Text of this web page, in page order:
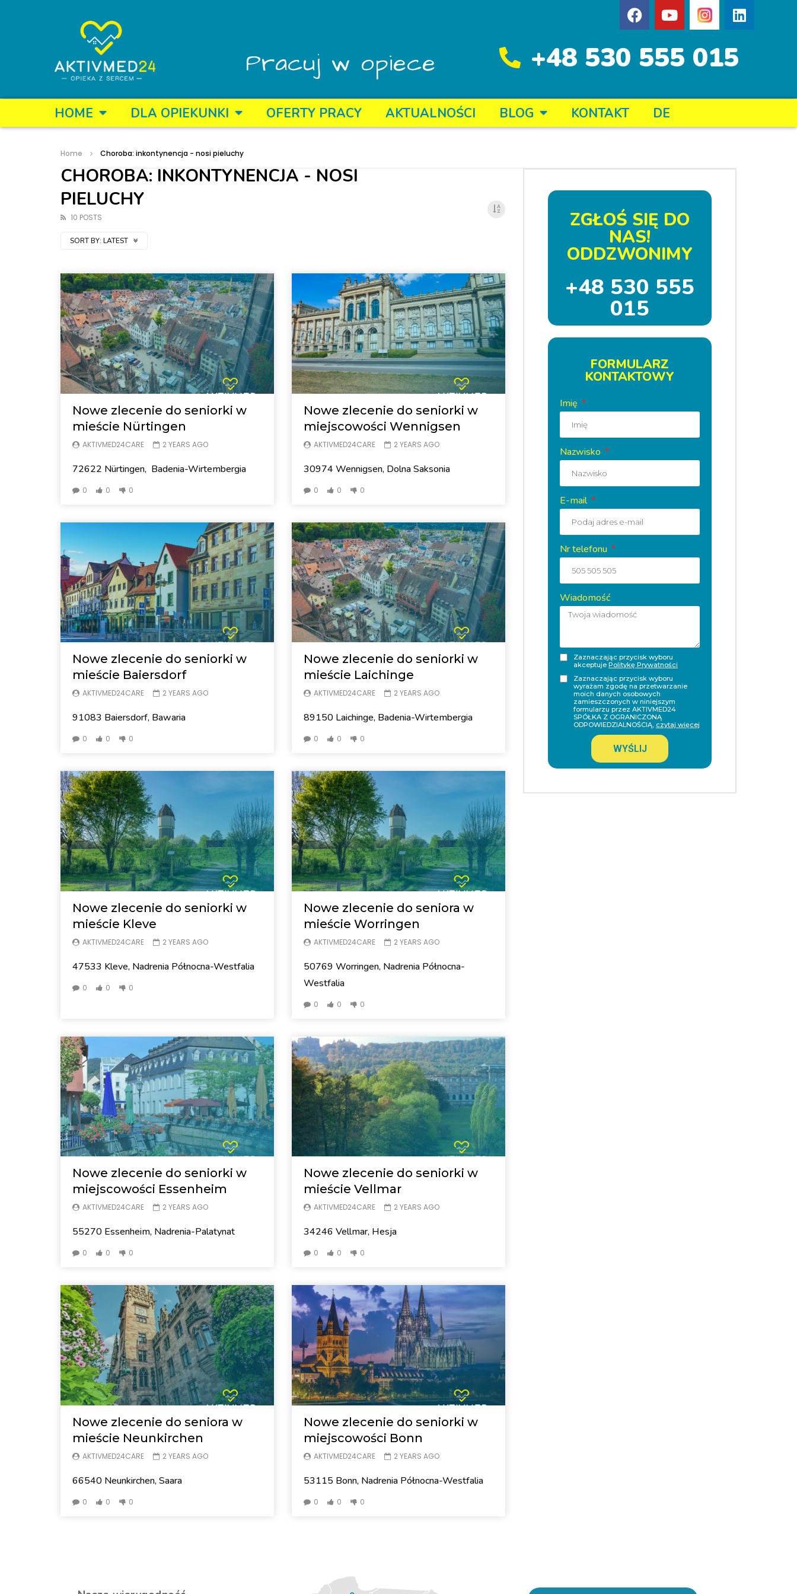
Pracuj w opiece +48 530 555 015
HOME DLA OPIEKUNKI OFERTY PRACY AKTUALNOŚCI BLOG KONTAKT DE
Home Choroba: inkontynencja - nosi pieluchy
CHOROBA: INKONTYNENCJA - NOSI
PIELUCHY
10 POSTS
SORT BY: LATEST
Nowe zlecenie do seniorki w
mieście Nürtingen
AKTIVMED24CARE 2 YEARS AGO
72622 Nürtingen, Badenia-Wirtembergia
0 0 0
Nowe zlecenie do seniorki w
miejscowości Wennigsen
AKTIVMED24CARE 2 YEARS AGO
30974 Wennigsen, Dolna Saksonia
0 0 0
Nowe zlecenie do seniorki w
mieście Baiersdorf
AKTIVMED24CARE 2 YEARS AGO
91083 Baiersdorf, Bawaria
0 0 0
Nowe zlecenie do seniorki w
mieście Laichinge
AKTIVMED24CARE 2 YEARS AGO
89150 Laichinge, Badenia-Wirtembergia
0 0 0
Nowe zlecenie do seniorki w
mieście Kleve
AKTIVMED24CARE 2 YEARS AGO
47533 Kleve, Nadrenia Północna-Westfalia
0 0 0
Nowe zlecenie do seniora w
mieście Worringen
AKTIVMED24CARE 2 YEARS AGO
50769 Worringen, Nadrenia Północna-
Westfalia
0 0 0
Nowe zlecenie do seniorki w
miejscowości Essenheim
AKTIVMED24CARE 2 YEARS AGO
55270 Essenheim, Nadrenia-Palatynat
0 0 0
Nowe zlecenie do seniorki w
mieście Vellmar
AKTIVMED24CARE 2 YEARS AGO
34246 Vellmar, Hesja
0 0 0
Nowe zlecenie do seniora w
mieście Neunkirchen
AKTIVMED24CARE 2 YEARS AGO
66540 Neunkirchen, Saara
0 0 0
Nowe zlecenie do seniorki w
miejscowości Bonn
AKTIVMED24CARE 2 YEARS AGO
53115 Bonn, Nadrenia Północna-Westfalia
0 0 0
ZGŁOŚ SIĘ DO
NAS!
ODDZWONIMY
+48 530 555
015
FORMULARZ
KONTAKTOWY
Imię
Nazwisko
E-mail
Nr telefonu
Wiadomość
Zaznaczając przycisk wyboru
akceptuje Politykę Prywatności
Zaznaczając przycisk wyboru
wyrażam zgodę na przetwarzanie
moich danych osobowych
zamieszczonych w niniejszym
formularzu przez AKTIVMED24
SPÓŁKA Z OGRANICZONĄ
ODPOWIEDZIALNOŚCIĄ, czytaj więcej
WYŚLIJ